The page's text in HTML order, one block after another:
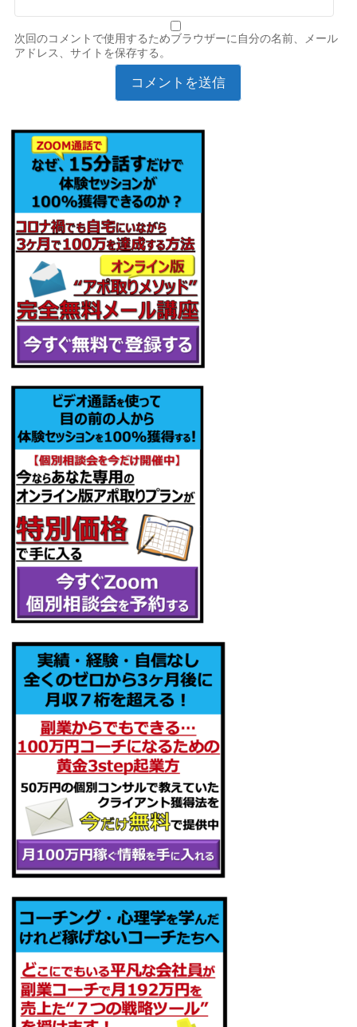
次回のコメントで使用するためブラウザーに自分の名前、メール
アドレス、サイトを保存する。